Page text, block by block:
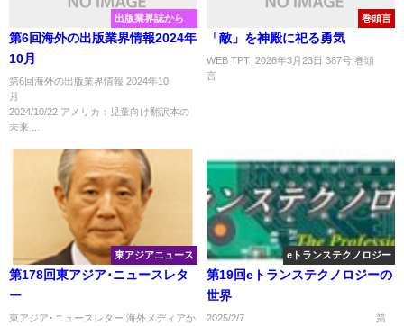
出版業界誌から
第6回海外の出版業界情報2024年
10月
第6回海外の出版業界情報 2024年10
月
2024/10/22 アメリカ：児童向け翻訳本の
未来 ...
巻頭言
「敵」を神殿に祀る勇気
WEB TPT 2026年3月23日 387号 巻頭
東アジアニュース
第178回東アジア･ニュースレタ
ー
東アジア･ニュースレター 海外メディアか
eトランステクノロジー
第19回eトランステクノロジーの
世界
2025/2/7 第